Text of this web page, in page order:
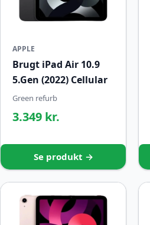
APPLE
Brugt iPad Air 10.9
5.Gen (2022) Cellular
Green refurb
3.349 kr.
Se produkt →